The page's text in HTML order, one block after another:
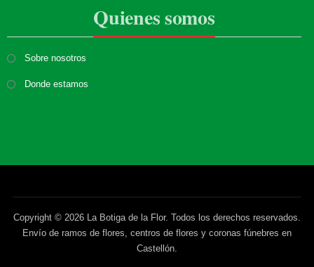
Quienes somos
Sobre nosotros
Donde estamos
Copyright © 2026 La Botiga de la Flor. Todos los derechos reservados.
Envío de ramos de flores, centros de flores y coronas fúnebres en
Castellón.